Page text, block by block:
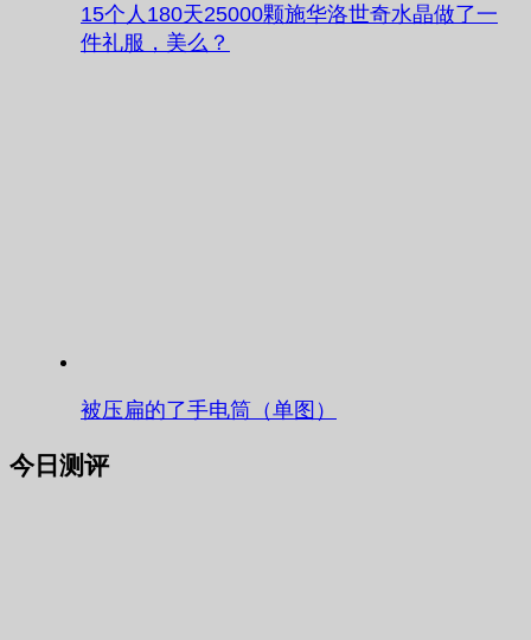
15个人180天25000颗施华洛世奇水晶做了一
件礼服，美么？
被压扁的了手电筒（单图）
今日测评